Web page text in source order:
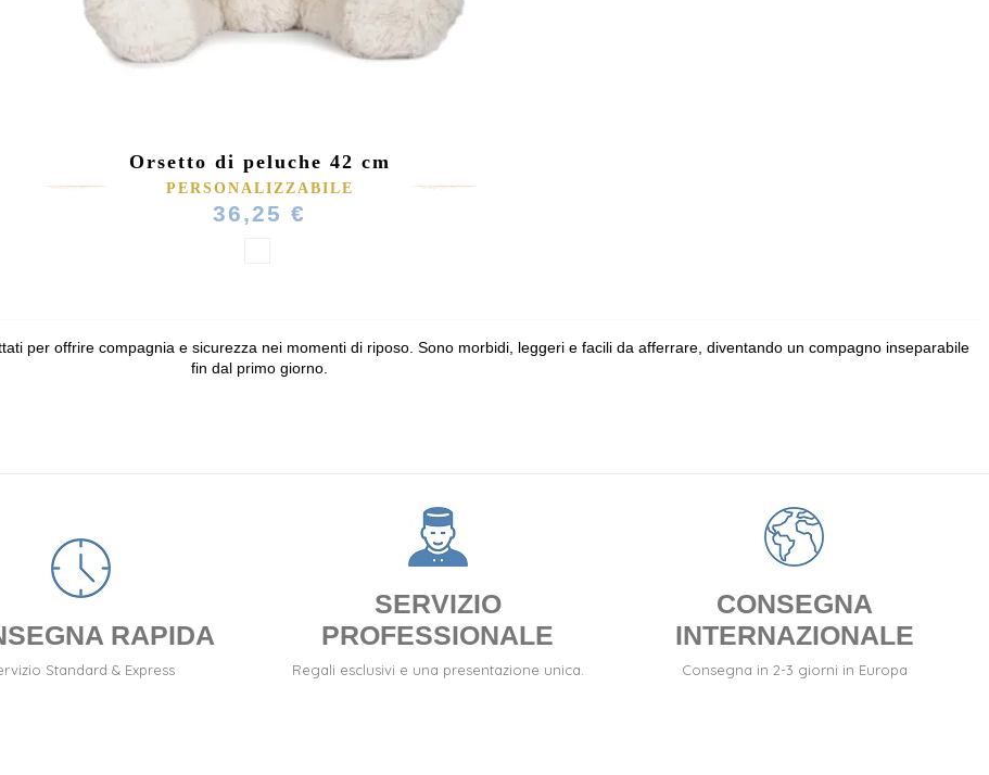
Orsetto di peluche 42 cm
PERSONALIZZABILE
36,25 €
per offrire compagnia e sicurezza nei momenti di riposo. Sono morbidi, leggeri e facili da afferrare, diventando un compagno inseparabile
fin dal primo giorno.
RAPIDA
Standard & Express
SERVIZIO
PROFESSIONALE
Regali esclusivi e una presentazione unica.
CONSEGNA
INTERNAZIONALE
Consegna in 2-3 giorni in Europa